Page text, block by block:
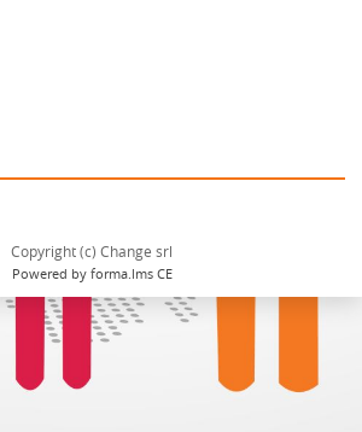
Copyright (c) Change srl
Powered by forma.lms CE